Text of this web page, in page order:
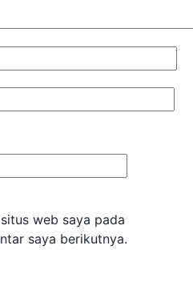
web saya pada
saya berikutnya.